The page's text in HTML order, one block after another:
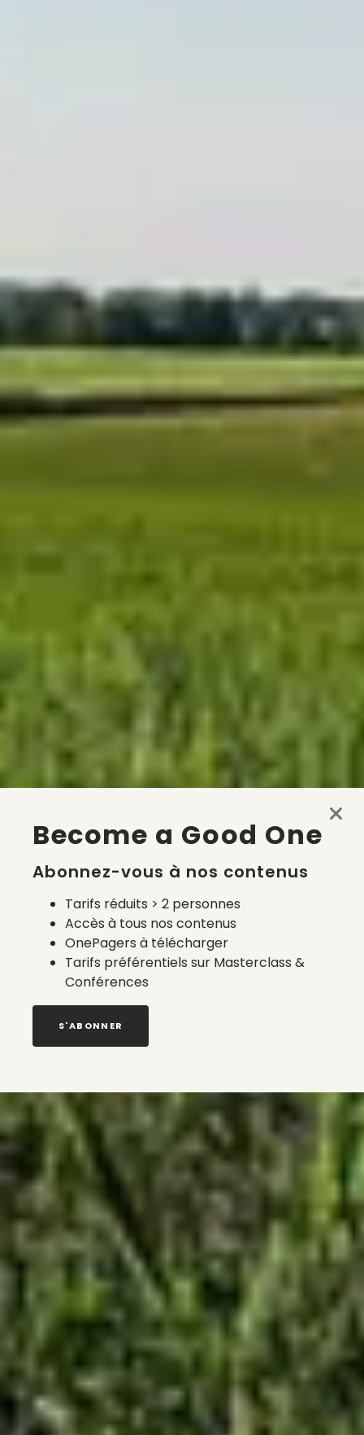
Become a Good One
Abonnez-vous à nos contenus
Tarifs réduits > 2 personnes
Accès à tous nos contenus
OnePagers à télécharger
Tarifs préférentiels sur Masterclass &
Conférences
S'ABONNER